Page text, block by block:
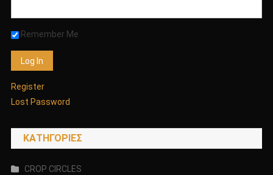
Remember Me
Register
Lost Password
KΑΤΗΓΟΡΊΕΣ
CROP CIRCLES